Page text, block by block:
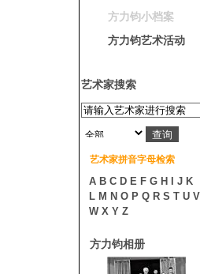
方力钧小档案
方力钧艺术活动
艺术家搜索
艺术家拼音字母检索
A B C D E F G H J K
L M N O P Q R S T U V
W X Y Z
方力钧相册